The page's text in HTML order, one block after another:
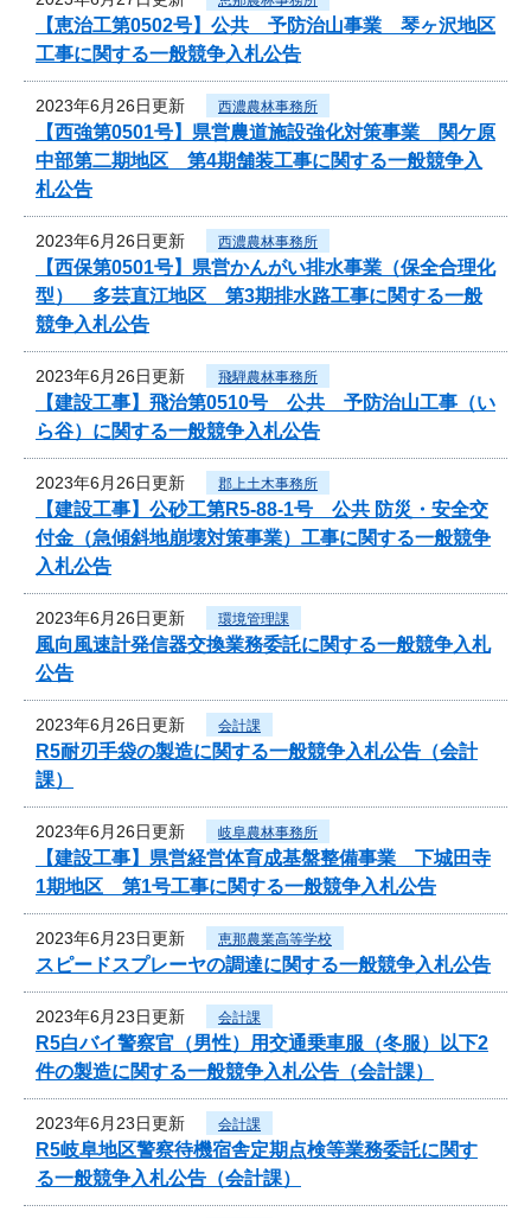
【恵治工第0502号】公共 予防治山事業 琴ヶ沢地区
工事に関する一般競争入札公告
2023年6月26日更新 西濃農林事務所
【西強第0501号】県営農道施設強化対策事業 関ケ原
中部第二期地区 第4期舗装工事に関する一般競争入
札公告
2023年6月26日更新 西濃農林事務所
【西保第0501号】県営かんがい排水事業（保全合理化
型） 多芸直江地区 第3期排水路工事に関する一般
競争入札公告
2023年6月26日更新 飛騨農林事務所
【建設工事】飛治第0510号 公共 予防治山工事（い
ら谷）に関する一般競争入札公告
2023年6月26日更新 郡上土木事務所
【建設工事】公砂工第R5-88-1号 公共 防災・安全交
付金（急傾斜地崩壊対策事業）工事に関する一般競争
入札公告
2023年6月26日更新 環境管理課
風向風速計発信器交換業務委託に関する一般競争入札
公告
2023年6月26日更新 会計課
R5耐刃手袋の製造に関する一般競争入札公告（会計
課）
2023年6月26日更新 岐阜農林事務所
【建設工事】県営経営体育成基盤整備事業 下城田寺
1期地区 第1号工事に関する一般競争入札公告
2023年6月23日更新 恵那農業高等学校
スピードスプレーヤの調達に関する一般競争入札公告
2023年6月23日更新 会計課
R5白バイ警察官（男性）用交通乗車服（冬服）以下2
件の製造に関する一般競争入札公告（会計課）
2023年6月23日更新 会計課
R5岐阜地区警察待機宿舎定期点検等業務委託に関す
る一般競争入札公告（会計課）